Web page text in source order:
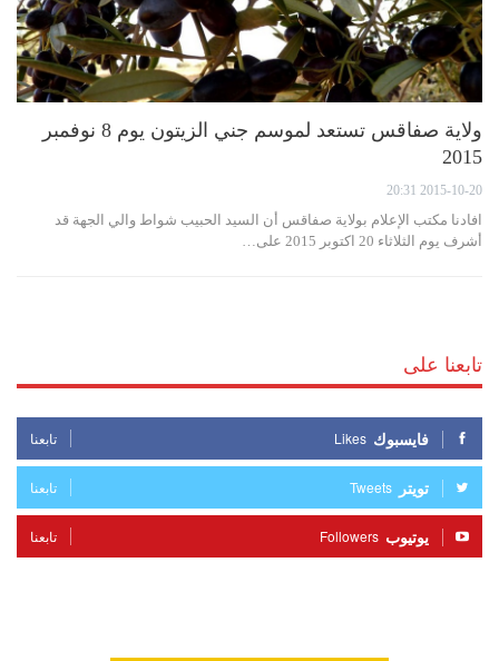
ولاية صفاقس تستعد لموسم جني الزيتون يوم 8 نوفمبر
2015
2015-10-20 20:31
افادنا مكتب الإعلام بولاية صفاقس أن السيد الحبيب شواط والي الجهة قد
أشرف يوم الثلاثاء 20 اكتوبر 2015 على…
تابعنا على
فايسبوك Likes تابعنا
تويتر Tweets تابعنا
يوتيوب Followers تابعنا